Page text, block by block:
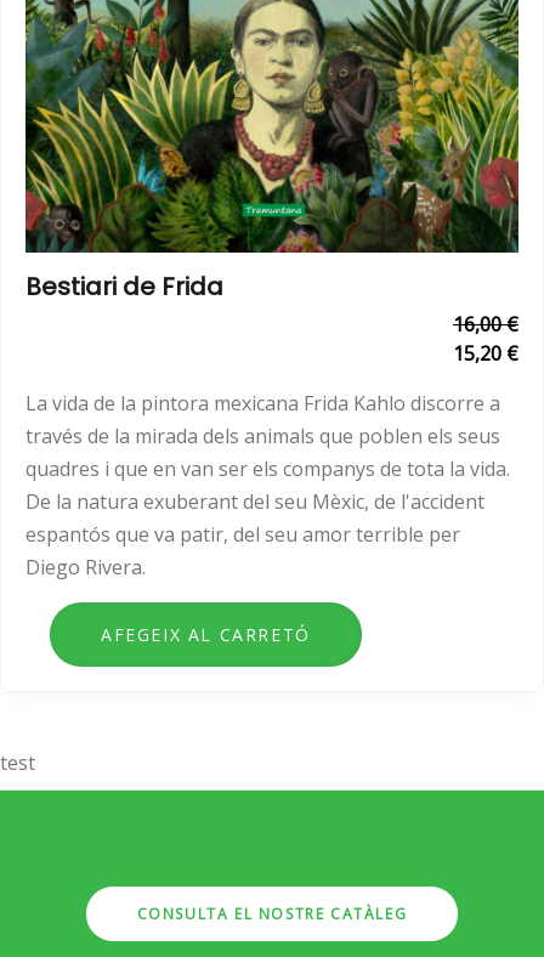
Bestiari de Frida
16,00 €
15,20 €
La vida de la pintora mexicana Frida Kahlo discorre a
través de la mirada dels animals que poblen els seus
quadres i que en van ser els companys de tota la vida.
De la natura exuberant del seu Mèxic, de l'accident
espantós que va patir, del seu amor terrible per
Diego Rivera.
test
CONSULTA EL NOSTRE CATÀLEG